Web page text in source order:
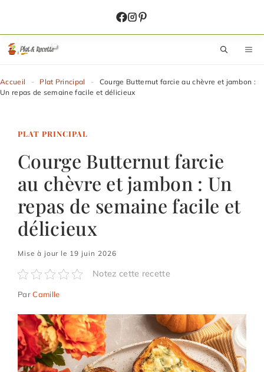
contenu
Accueil - Plat Principal -
Courge Butternut farcie au chèvre et jambon :
Un repas de semaine facile et délicieux
PLAT PRINCIPAL
Courge Butternut farcie
au chèvre et jambon : Un
repas de semaine facile et
délicieux
Mise à jour le 19 juin 2026
Notez cette recette
ParCamille